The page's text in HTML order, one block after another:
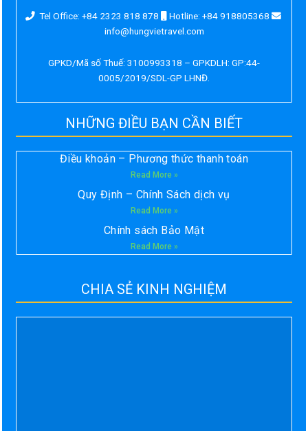
Tel Office: +84 2323 818 878
Hotline: +84 918805368
info@hungvietravel.com
GPKD/Mã số Thuế: 3100993318 – GPKDLH: GP:44-
0005/2019/SDL-GP LHNĐ.
NHỮNG ĐIỀU BẠN CẦN BIẾT
Điều khoản – Phương thức thanh toán
Read More »
Quy Định – Chính Sách dịch vụ
Read More »
Chính sách Bảo Mật
Read More »
CHIA SẺ KINH NGHIỆM